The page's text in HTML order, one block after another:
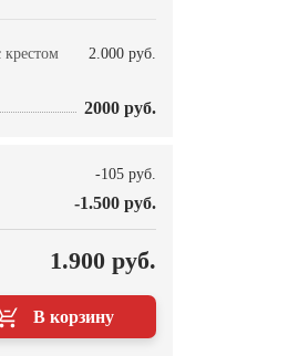
2.000 руб.
2000 руб.
-105 руб.
-1.500 руб.
1.900 руб.
В корзину